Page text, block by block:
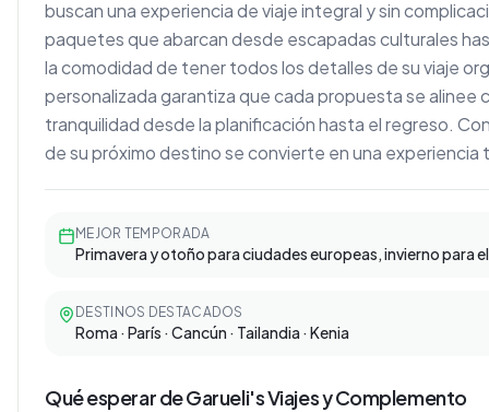
buscan una experiencia de viaje integral y sin
paquetes que abarcan desde escapadas culturales
la comodidad de tener todos los detalles de su viaje
personalizada garantiza que cada propuesta se alinee
tranquilidad desde la planificación hasta el regreso.
de su próximo destino se convierte en una
MEJOR TEMPORADA
Primavera y otoño para ciudades europeas, invierno para
DESTINOS DESTACADOS
Roma · París · Cancún · Tailandia · Kenia
Qué esperar de Garueli's Viajes y Complemento